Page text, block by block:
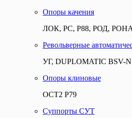
Опоры качения
ЛОК, РС, Р88, РОД, РОНА
Револьверные
УГ, DUPLOMATIC BSV-
Опоры клиновые
ОСТ2 Р79
Суппорты СУТ